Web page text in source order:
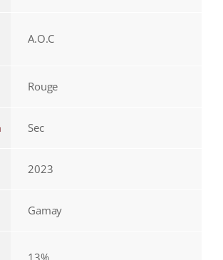
A.O.C
Rouge
Sec
2023
Gamay